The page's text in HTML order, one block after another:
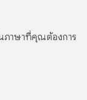
ภาษาที่คุณต้องการ